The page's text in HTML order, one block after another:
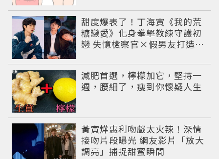
甜度爆表了！丁海寅《我的荒
糖戀愛》化身拳擊教練守護初
戀 失憶檢察官×假男友打造今
減肥首選，檸檬加它，堅持一
週，腰細了，瘦到你懷疑人生
PR
黃寅燁惠利吻戲太火辣！深情
接吻片段曝光 網友影片「放大
調亮」捕捉甜蜜瞬間